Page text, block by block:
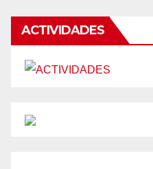
ACTIVIDADES